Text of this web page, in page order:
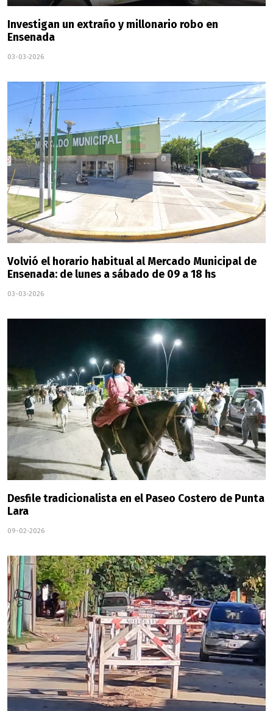
Investigan un extraño y millonario robo en
Ensenada
03-03-2026
Volvió el horario habitual al Mercado Municipal de
Ensenada: de lunes a sábado de 09 a 18 hs
03-03-2026
Desfile tradicionalista en el Paseo Costero de Punta
Lara
09-02-2026